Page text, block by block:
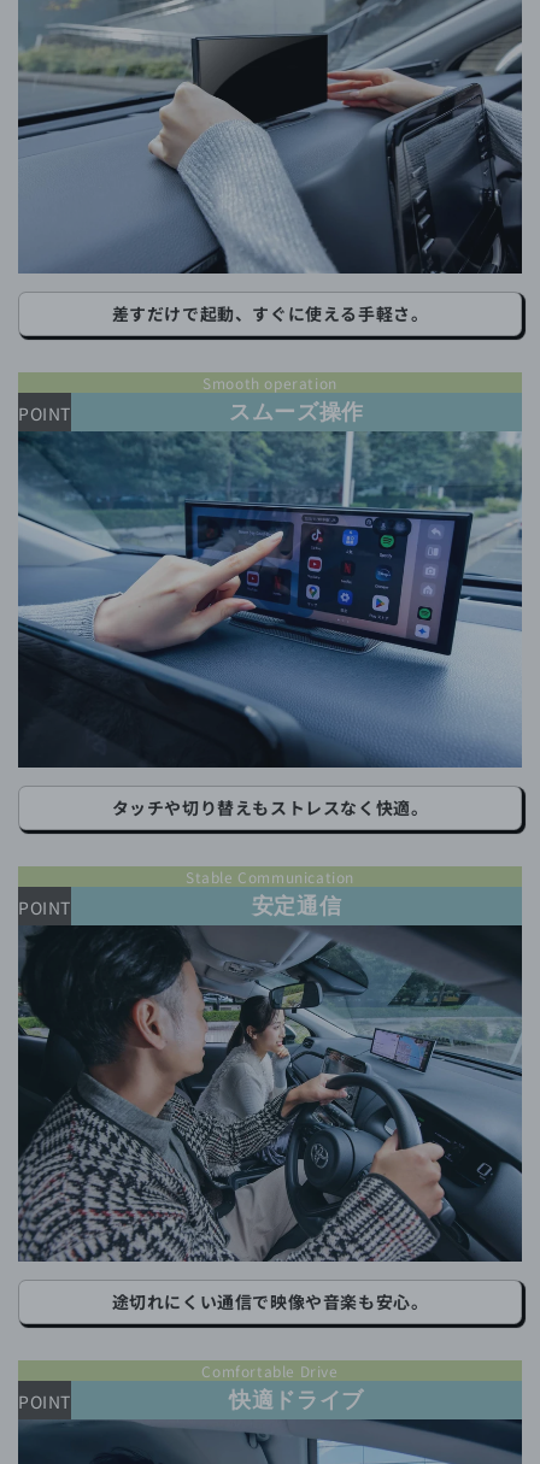
差すだけで起動、すぐに使える手軽さ。
Smooth operation
POINT スムーズ操作
タッチや切り替えもストレスなく快適。
Stable Communication
POINT 安定通信
途切れにくい通信で映像や音楽も安心。
Comfortable Drive
POINT 快適ドライブ